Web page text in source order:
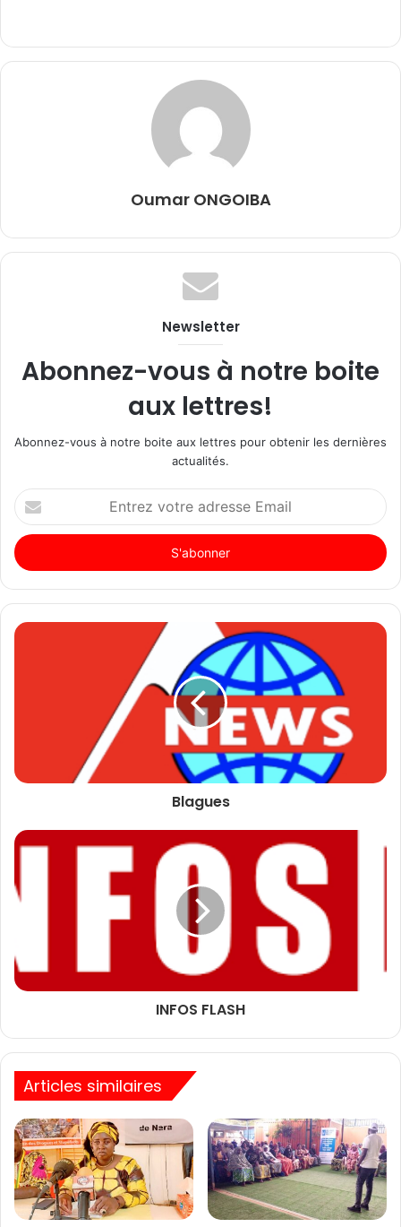
Oumar ONGOIBA
Newsletter
Abonnez-vous à notre boite
aux lettres!
Abonnez-vous à notre boite aux lettres pour obtenir les dernières
actualités.
Entrez
votre
adresse
Email
Blagues
INFOS FLASH
Articles similaires